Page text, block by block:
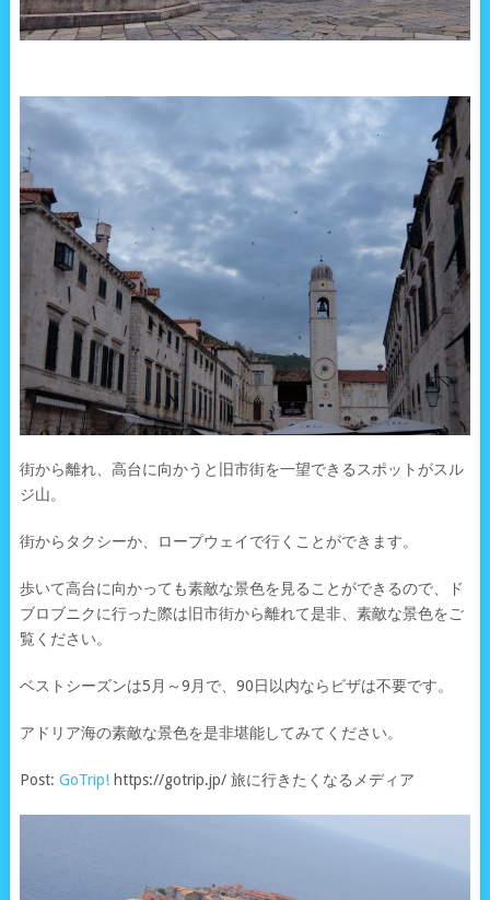
街から離れ、高台に向かうと旧市街を一望できるスポットがスル
ジ山。
街からタクシーか、ロープウェイで行くことができます。
歩いて高台に向かっても素敵な景色を見ることができるので、ド
ブロブニクに行った際は旧市街から離れて是非、素敵な景色をご
覧ください。
ベストシーズンは5月～9月で、90日以内ならビザは不要です。
アドリア海の素敵な景色を是非堪能してみてください。
Post: GoTrip!https://gotrip.jp/ 旅に行きたくなるメディア